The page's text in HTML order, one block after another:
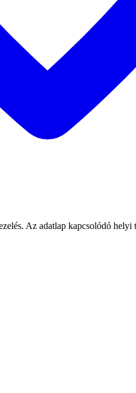
Az adatlap kapcsolódó helyi